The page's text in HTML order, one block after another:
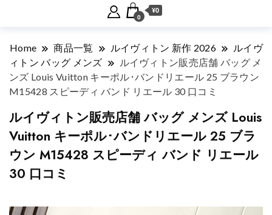
0
¥0
Home 商品一覧 ルイヴィトン 新作 2026
ルイヴ
ィトン バッグ メンズ
ルイヴィトン販売店舗 バッグ メ
ンズ Louis Vuitton キーポル･バンドリエール 25 ブラウン
M15428 スピーディ バンド リエール 30 口コミ
ルイヴィトン販売店舗 バッグ メンズ Louis
Vuitton キーポル･バンドリエール 25 ブラ
ウン M15428 スピーディ バンド リエール
30 口コミ